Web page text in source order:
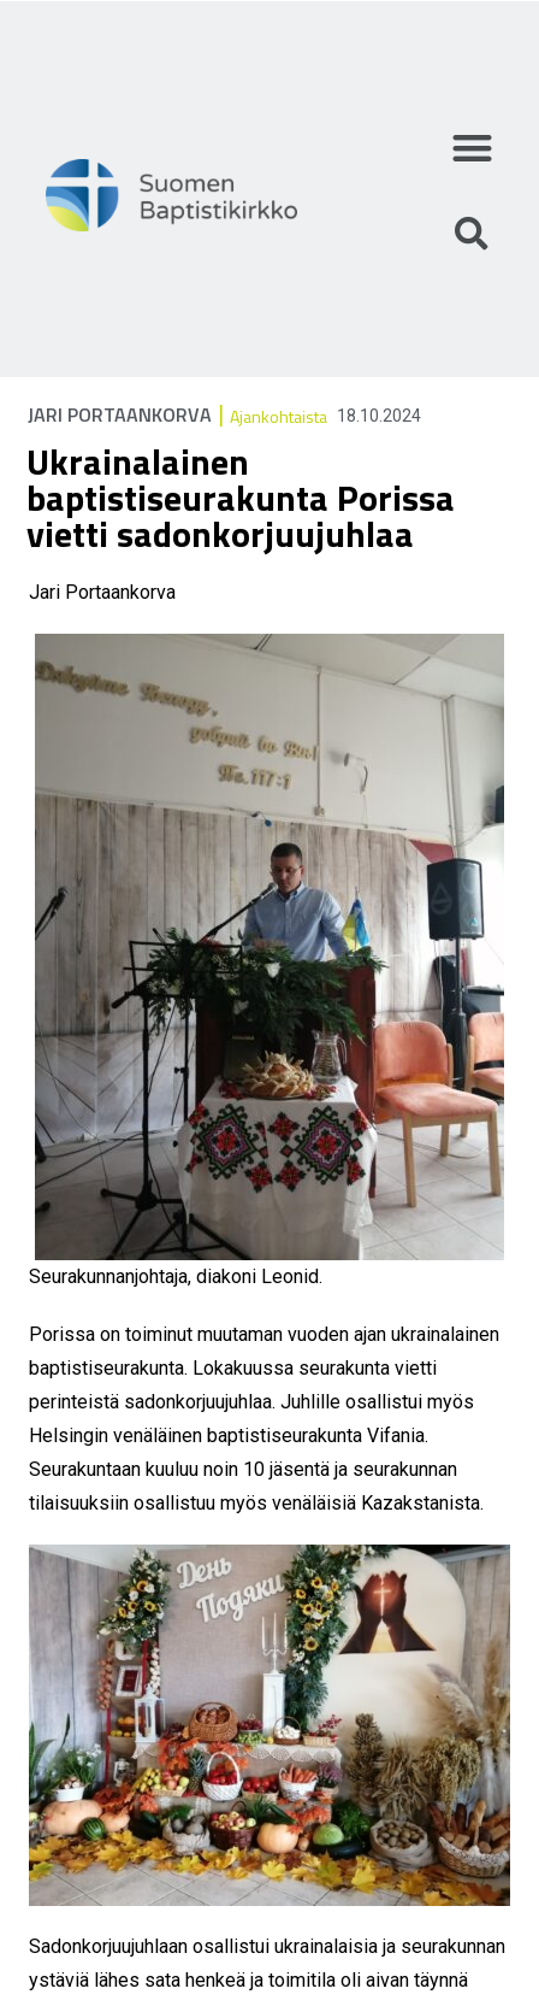
JARI PORTAANKORVA | Ajankohtaista 18.10.2024
Ukrainalainen
baptistiseurakunta Porissa
vietti sadonkorjuujuhlaa
Jari Portaankorva
Seurakunnanjohtaja, diakoni Leonid.
Porissa on toiminut muutaman vuoden ajan ukrainalainen
baptistiseurakunta. Lokakuussa seurakunta vietti
perinteistä sadonkorjuujuhlaa. Juhlille osallistui myös
Helsingin venäläinen baptistiseurakunta Vifania.
Seurakuntaan kuuluu noin 10 jäsentä ja seurakunnan
tilaisuuksiin osallistuu myös venäläisiä Kazakstanista.
Sadonkorjuujuhlaan osallistui ukrainalaisia ja seurakunnan
ystäviä lähes sata henkeä ja toimitila oli aivan täynnä